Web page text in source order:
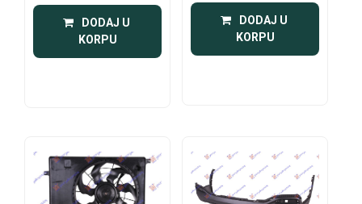
DODAJ U
KORPU
DODAJ U
KORPU